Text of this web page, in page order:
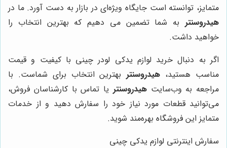
متمایز، توانسته است جایگاه ویژه‌ای در بازار به دست آورد. ما در
هیدروسنتر به شما تضمین می دهیم که بهترین انتخاب را
خواهید داشت.
اگر به دنبال خرید لوازم یدکی لودر چینی با کیفیت و قیمت
مناسب هستید، هیدروسنتر بهترین انتخاب برای شماست. با
مراجعه به وب‌سایتهیدروسنتر یا تماس با کارشناسان فروش،
می‌توانید قطعات مورد نیاز خود را سفارش دهید و از خدمات
متمایز این فروشگاه بهره‌مند شوید.
سفارش اینترنتی لوازم یدکی چینی